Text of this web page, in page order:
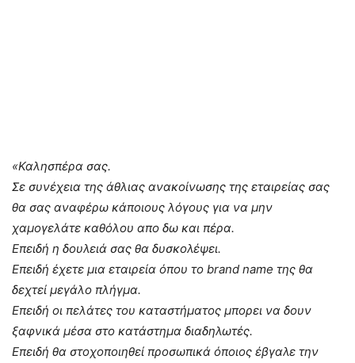
«Καλησπέρα σας.
Σε συνέχεια της άθλιας ανακοίνωσης της εταιρείας σας
θα σας αναφέρω κάποιους λόγους για να μην
χαμογελάτε καθόλου απο δω και πέρα.
Επειδή η δουλειά σας θα δυσκολέψει.
Επειδή έχετε μια εταιρεία όπου το brand name της θα
δεχτεί μεγάλο πλήγμα.
Επειδή οι πελάτες του καταστήματος μπορει να δουν
ξαφνικά μέσα στο κατάστημα διαδηλωτές.
Επειδή θα στοχοποιηθεί προσωπικά όποιος έβγαλε την